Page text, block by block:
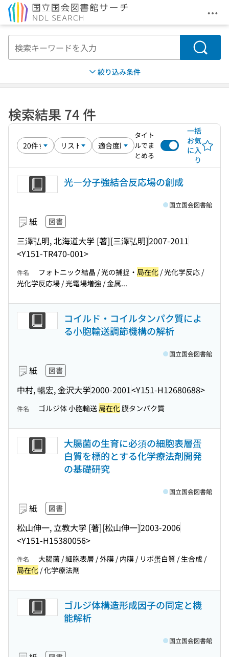
メ
検索
絞り込み条件
検索結果 74 件
タイト
ルでま
とめる
一括
お気
に入
り
光―分子強結合反応場の創成
紙 図書
三澤弘明, 北海道大学 [著][三澤弘明]2007-2011
<Y151-TR470-001>
国立国会図書館
件名 フォトニック結晶 / 光の捕捉・ 局在化 / 光化学反応 /
光化学反応場 / 光電場増強 / 金属...
コイルド・コイルタンパク質によ
る小胞輸送調節機構の解析
紙 図書
中村, 暢宏, 金沢大学2000-2001<Y151-H12680688>
国立国会図書館
件名 ゴルジ体 小胞輸送局在化膜タンパク質
大腸菌の生育に必須の細胞表層蛋
白質を標的とする化学療法剤開発
の基礎研究
紙 図書
松山伸一, 立教大学 [著][松山伸一]2003-2006
<Y151-H15380056>
国立国会図書館
件名
大腸菌 / 細胞表層 / 外膜 / 内膜 / リポ蛋白質 / 生合成 /
局在化 / 化学療法剤
ゴルジ体構造形成因子の同定と機
能解析
国立国会図書館